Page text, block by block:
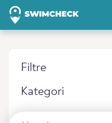
Filtre
Kategori